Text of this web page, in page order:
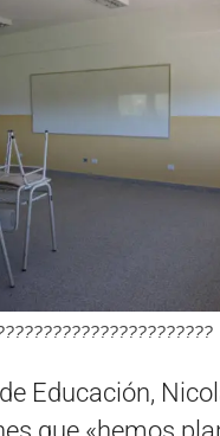
Educación,